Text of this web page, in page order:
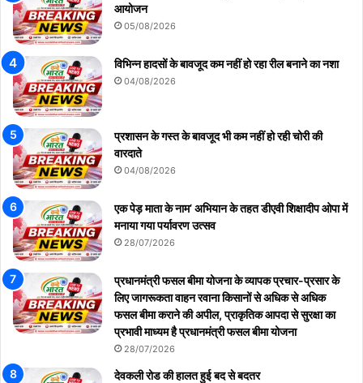
आयोजन
05/08/2026
विभिन्न हादसों के बावजूद कम नहीं हो रहा रील बनाने का नशा
04/08/2026
प्रशासन के गस्त के बावजूद भी कम नहीं हो रही चोरी की
वारदाते
04/08/2026
एक पेड़ माता के नाम’ अभियान के तहत डीएवी शिक्षादीप ओपा में
मनाया गया पर्यावरण उत्सव
28/07/2026
प्रधानमंत्री फसल बीमा योजना के व्यापक प्रचार-प्रसार के
लिए जागरूकता वाहन रवाना किसानों से अधिक से अधिक
फसल बीमा कराने की अपील, प्राकृतिक आपदा से सुरक्षा का
प्रभावी माध्यम है प्रधानमंत्री फसल बीमा योजना
28/07/2026
देवकली रोड की हालत हुई बद से बदतर